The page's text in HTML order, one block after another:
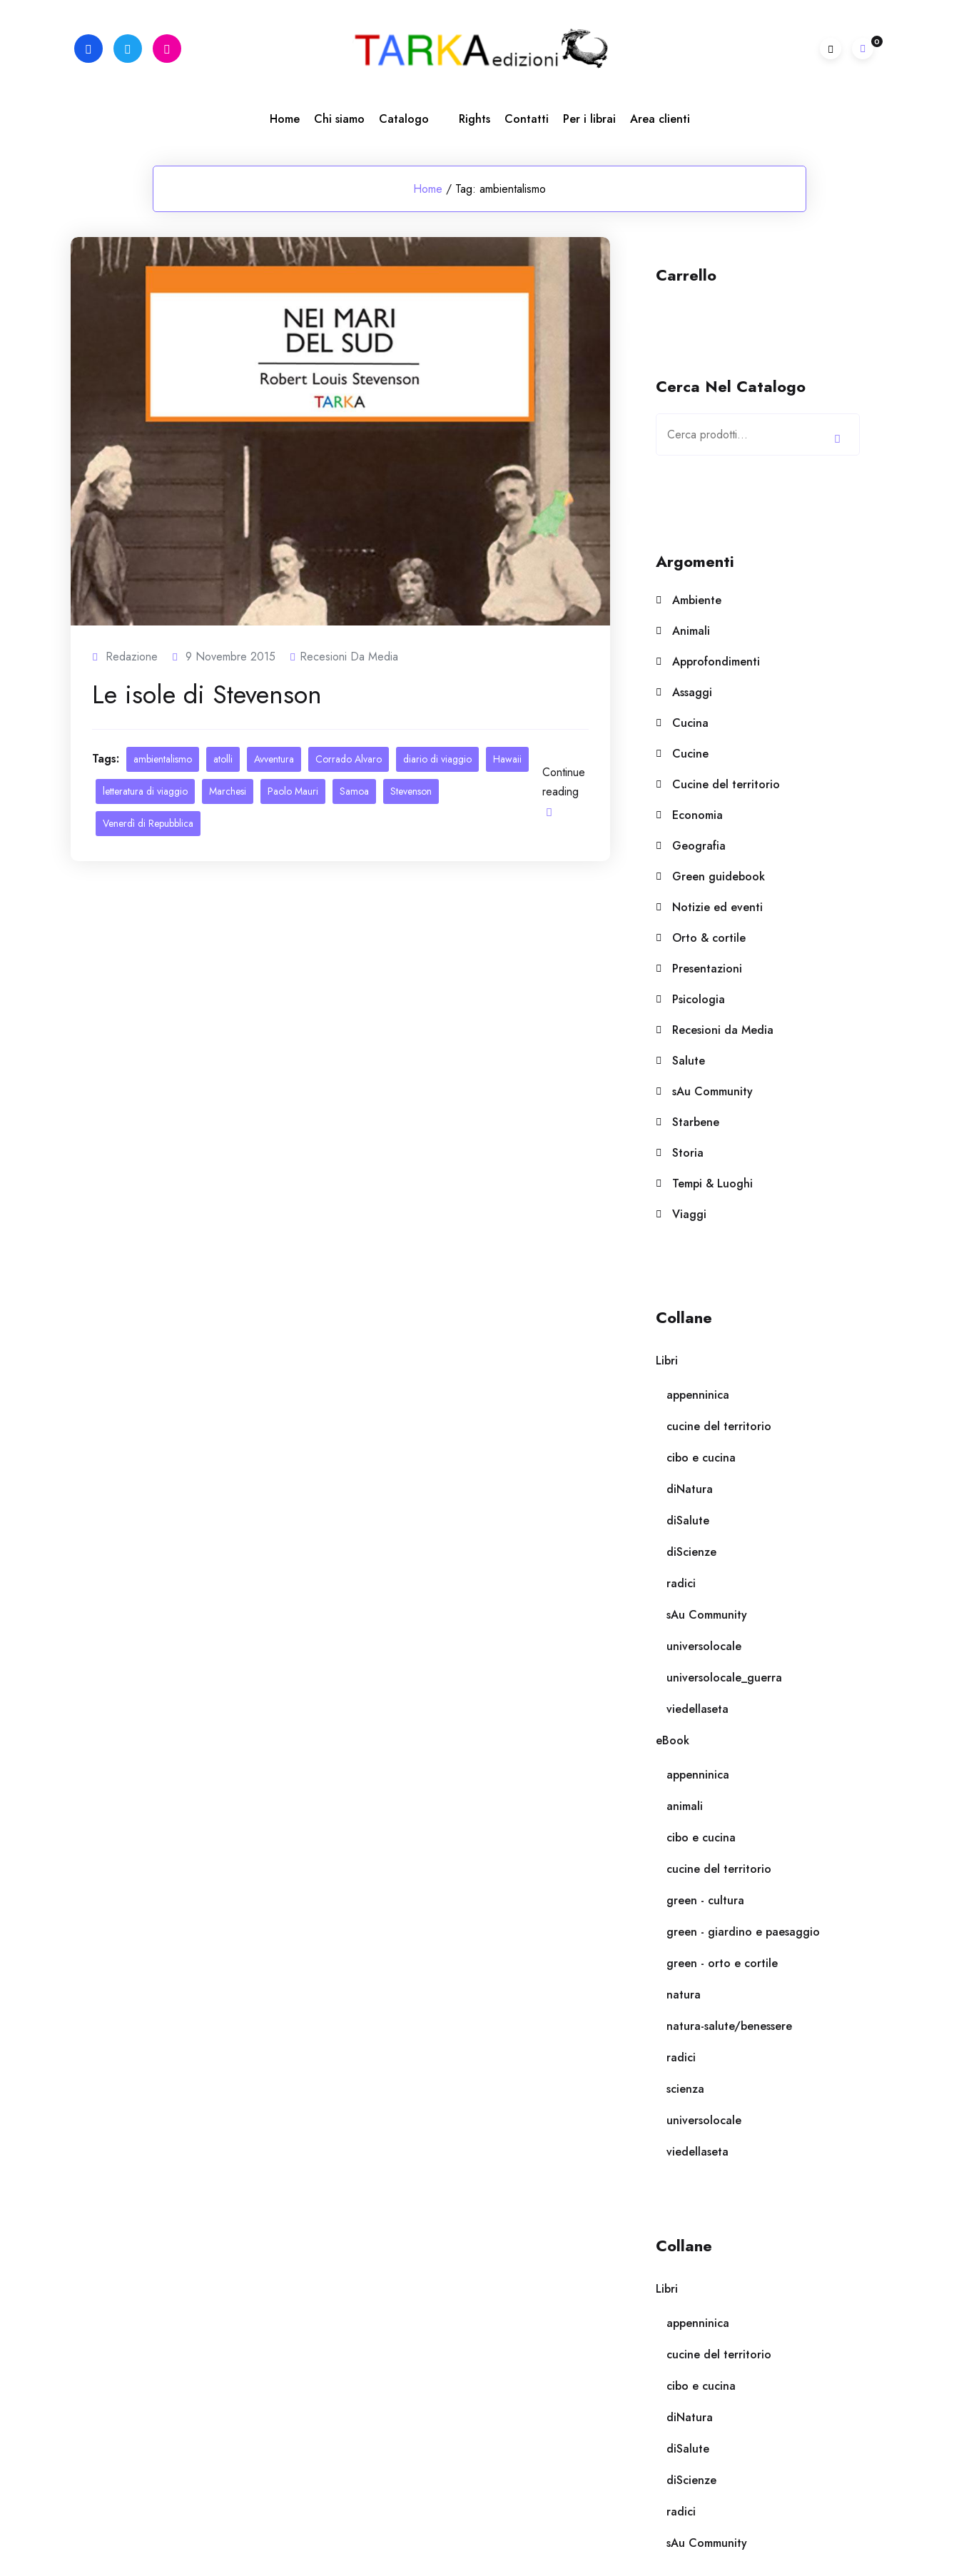
0
Home Chi siamo Catalogo Rights Contatti Per i librai Area clienti
Home / Tag: ambientalismo
Redazione 9 Novembre 2015 Recesioni Da Media
Le isole di Stevenson
Tags: ambientalismo atolli Avventura Corrado Alvaro diario di viaggio Hawaii
letteratura di viaggio Marchesi Paolo Mauri Samoa Stevenson
Venerdì di Repubblica
Continue
reading
Carrello
Cerca Nel Catalogo
Argomenti
Ambiente
Animali
Approfondimenti
Assaggi
Cucina
Cucine
Cucine del territorio
Economia
Geografia
Green guidebook
Notizie ed eventi
Orto & cortile
Presentazioni
Psicologia
Recesioni da Media
Salute
sAu Community
Starbene
Storia
Tempi & Luoghi
Viaggi
Collane
Libri
appenninica
cucine del territorio
cibo e cucina
diNatura
diSalute
diScienze
radici
sAu Community
universolocale
universolocale_guerra
viedellaseta
eBook
appenninica
animali
cibo e cucina
cucine del territorio
green - cultura
green - giardino e paesaggio
green - orto e cortile
natura
natura-salute/benessere
radici
scienza
universolocale
viedellaseta
Collane
Libri
appenninica
cucine del territorio
cibo e cucina
diNatura
diSalute
diScienze
radici
sAu Community